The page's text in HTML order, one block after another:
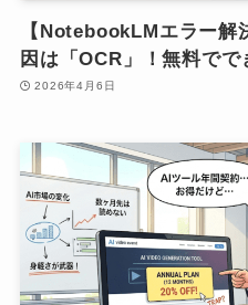
【NotebookLMエラー解
因は「OCR」！無料で
2026年4月6日